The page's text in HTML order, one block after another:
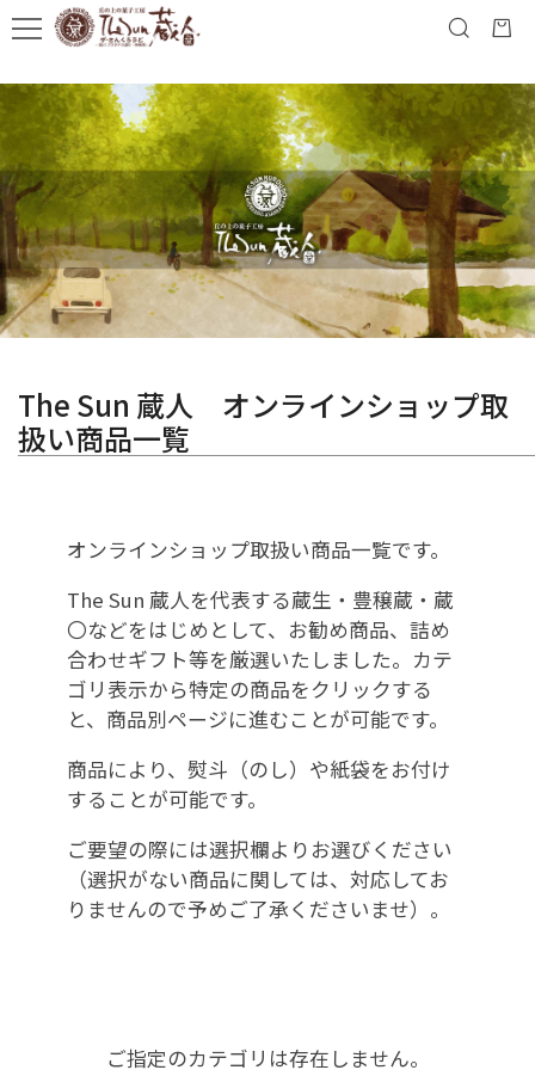
The Sun 蔵人 オンラインショップ取
扱い商品一覧
オンラインショップ取扱い商品一覧です。
The Sun 蔵人を代表する蔵生・豊穣蔵・蔵
〇などをはじめとして、お勧め商品、詰め
合わせギフト等を厳選いたしました。カテ
ゴリ表示から特定の商品をクリックする
と、商品別ページに進むことが可能です。
商品により、熨斗（のし）や紙袋をお付け
することが可能です。
ご要望の際には選択欄よりお選びください
（選択がない商品に関しては、対応してお
りませんので予めご了承くださいませ）。
ご指定のカテゴリは存在しません。